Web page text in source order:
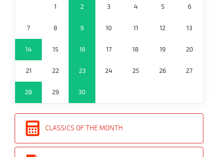
1 2 3 4 5 6
7 8 9 10 11 12 13
14 15 16 17 18 19 20
21 22 23 24 25 26 27
28 29 30
CLASSICS OF THE MONTH